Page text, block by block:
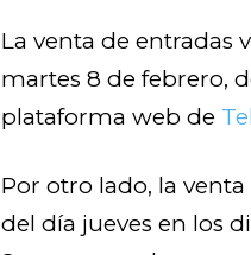
La venta de entradas
martes 8 de febrero,
plataforma web de
Por otro lado, la
del día jueves en los